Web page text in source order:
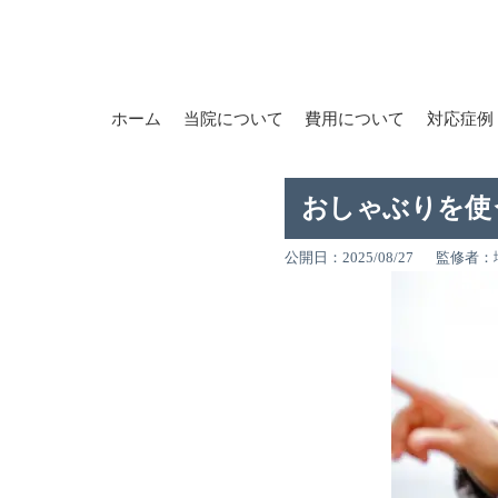
ホーム 当院について 費用について 対応症例
おしゃぶりを
公開日：2025/08/27 監修者：